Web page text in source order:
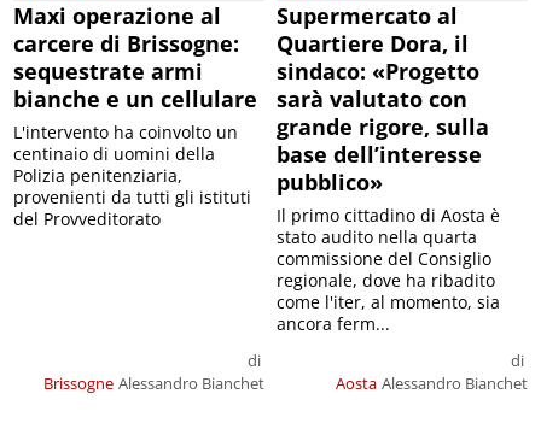
Maxi operazione al
carcere di Brissogne:
sequestrate armi
bianche e un cellulare
Brissogne
di
Alessandro Bianchet
L'intervento ha coinvolto un
centinaio di uomini della
Polizia penitenziaria,
provenienti da tutti gli istituti
del Provveditorato
Supermercato al
Quartiere Dora, il
sindaco: «Progetto
sarà valutato con
grande rigore, sulla
base dell’interesse
pubblico»
Aosta
di
Alessandro Bianchet
Il primo cittadino di Aosta è
stato audito nella quarta
commissione del Consiglio
regionale, dove ha ribadito
come l'iter, al momento, sia
ancora ferm...